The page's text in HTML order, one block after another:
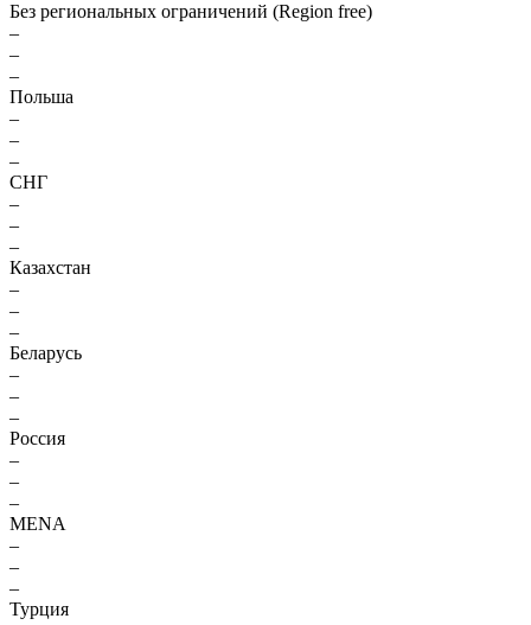
Без региональных ограничений (Region free)
–
–
–
Польша
–
–
–
СНГ
–
–
–
Казахстан
–
–
–
Беларусь
–
–
–
Россия
–
–
–
MENA
–
–
–
Турция